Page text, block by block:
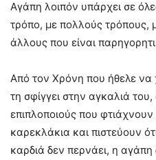
Αγάπη λοιπόν υπάρχει σε
τρόπο, με πολλούς τρόπους,
άλλους που είναι
Από τον Χρόνη που ήθελε να
τη σφίγγει στην αγκαλιά
επιπλοποιούς που
καρεκλάκια και πιστεύουν
καρδιά δεν περνάει, η